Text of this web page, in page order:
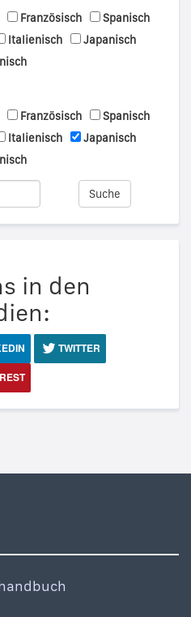
Französisch
Spanisch
Italienisch
Japanisch
Französisch
Spanisch
Italienisch
Japanisch
Suche
in den
TWITTER